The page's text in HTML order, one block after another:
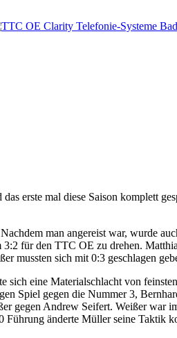
erste mal diese Saison komplett
man angereist war, wurde
für den TTC OE zu drehen.
mussten sich mit 0:3 geschlagen
eine Materialschlacht von
Spiel gegen die Nummer 3,
gegen Andrew Seifert. Weißer war
änderte Müller seine Taktik